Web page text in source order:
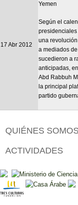
17 Abr 2012
Yemen
Según el
una
a mediados
sucedieron a
anticipadas,
Abd Rabbuh
la principal
partido
QUIÉNES SOMOS
ACTIVIDADES